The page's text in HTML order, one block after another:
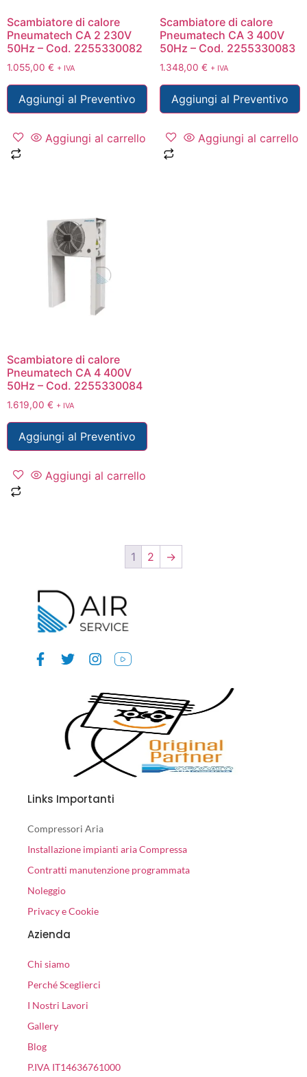
Scambiatore di calore
Pneumatech CA 2 230V
50Hz – Cod. 2255330082
1.055,00 € + IVA
Aggiungi al Preventivo
Aggiungi al carrello
Scambiatore di calore
Pneumatech CA 3 400V
50Hz – Cod. 2255330083
1.348,00 € + IVA
Aggiungi al Preventivo
Aggiungi al carrello
Scambiatore di calore
Pneumatech CA 4 400V
50Hz – Cod. 2255330084
1.619,00 € + IVA
Aggiungi al Preventivo
Aggiungi al carrello
1 2 →
Links Importanti
Compressori Aria
Installazione impianti aria Compressa
Contratti manutenzione programmata
Noleggio
Privacy e Cookie
Azienda
Chi siamo
Perché Sceglierci
I Nostri Lavori
Gallery
Blog
P.IVA IT14636761000